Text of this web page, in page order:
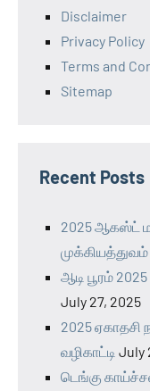
Disclaimer
Privacy Policy
Terms and
Sitemap
Recent Posts
2025 ஆகஸ்ட்
முக்கியத்துவம்
ஆடி பூரம்
July 27, 2025
2025 ஏகாதசி
வழிகாட்டி July
டெங்கு